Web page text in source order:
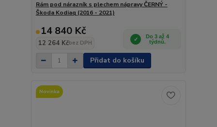
Rám pod nárazník s plechem nápravy ČERNÝ -
Škoda Kodiaq (2016 - 2021)
14 840 Kč
12 264 Kčbez DPH
Do 3 až 4
týdnů.
Přidat do košíku
Novinka